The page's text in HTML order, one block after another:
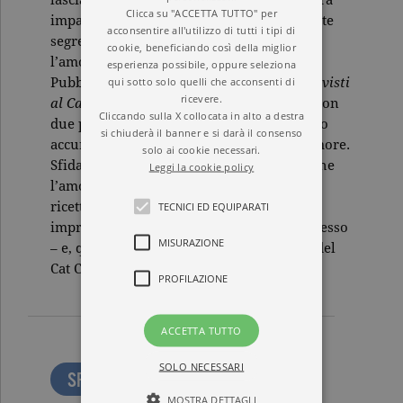
impasti, errori ed esperimenti, l’ingrediente
segreto che rende perfette tutte le ricette:
l’amore.
Pubblicato in oltre dieci paesi,Dolci imprevisti
al Cat Café
ha conquistato lettori e critici con
due protagonisti memorabili che misurano
accuratamente le dosi dell’impasto dell’amore.
Sfida dopo sfida, Clem e Lucas scoprono che
l’amore non si pianifica, non obbedisce a
ricette, non entra in nessuno stampo. È
imprevedibile, fragile e tenace al tempo stesso
– e, quando riesce, ha il sapore più dolce del
Cat Café.
SFOGLIA LE PRIME PAGINE
Clicca su "ACCETTA TUTTO" per
acconsentire all'utilizzo di tutti i tipi di
cookie, beneficiando così della miglior
esperienza possibile, oppure seleziona
qui sotto solo quelli che acconsenti di
ricevere.
Cliccando sulla X collocata in alto a destra
si chiuderà il banner e si darà il consenso
solo ai cookie necessari.
Leggi la cookie policy
TECNICI ED EQUIPARATI
MISURAZIONE
PROFILAZIONE
ACCETTA TUTTO
SOLO NECESSARI
MOSTRA DETTAGLI